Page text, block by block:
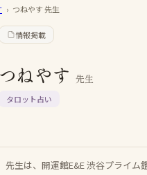
› つねやす先生
情報掲載
つねやす 先生
タロット占い
先生は、開運館E&E 渋谷プライ